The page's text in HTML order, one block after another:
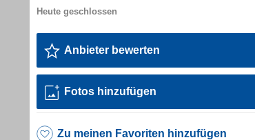
Anbieter bewerten
Fotos hinzufügen
Zu meinen Favoriten hinzufügen